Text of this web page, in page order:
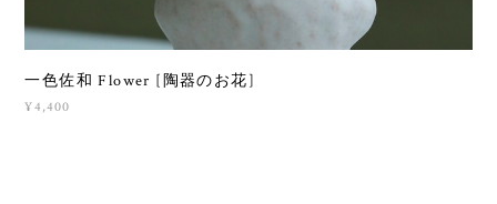
一色佐和 Flower [陶器のお花]
¥4,400